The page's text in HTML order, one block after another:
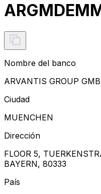
Nombre del banco
ARVANTIS GROUP
Ciudad
MUENCHEN
Dirección
FLOOR 5,
BAYERN, 80333
País